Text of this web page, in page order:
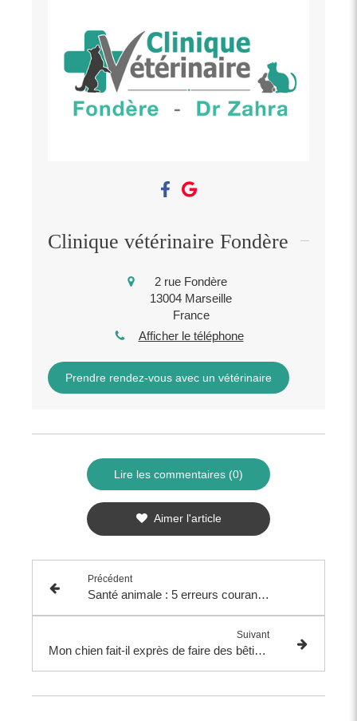
Clinique vétérinaire Fondère
2 rue Fondère
13004 Marseille
France
Afficher le téléphone
Prendre rendez-vous avec un vétérinaire
Lire les commentaires (0)
Aimer l'article
Précédent
Santé animale : 5 erreurs courantes que les vétérinaires aimeraient vous aider à éviter
Suivant
Mon chien fait-il exprès de faire des bêtises ? Le point de vue du vétérinaire